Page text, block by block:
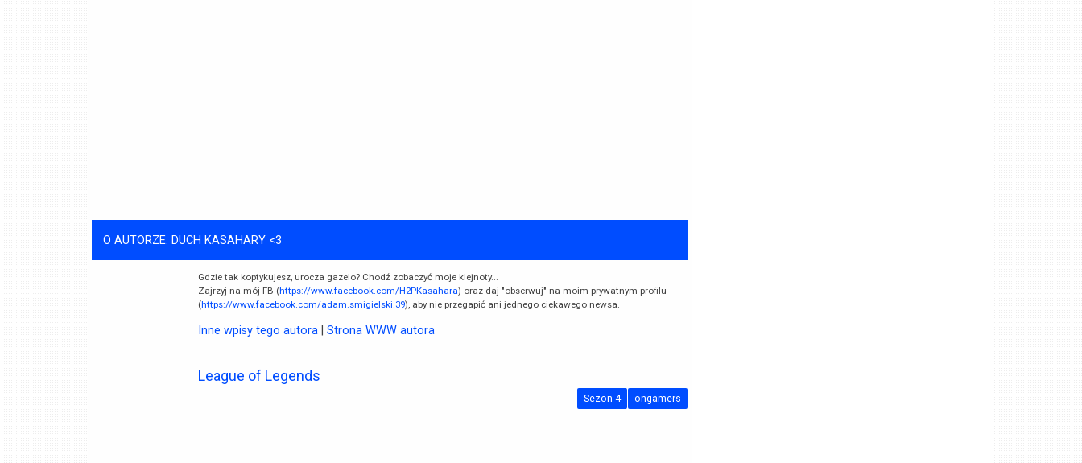
O AUTORZE: DUCH KASAHARY <3
Gdzie tak koptykujesz, urocza gazelo? Chodź zobaczyć moje klejnoty...
Zajrzyj na mój FB (https://www.facebook.com/H2PKasahara) oraz daj "obserwuj" na moim prywatnym profilu
(https://www.facebook.com/adam.smigielski.39), aby nie przegapić ani jednego ciekawego newsa.
Inne wpisy tego autora| Strona WWW autora
League of Legends
ongamers
Sezon 4